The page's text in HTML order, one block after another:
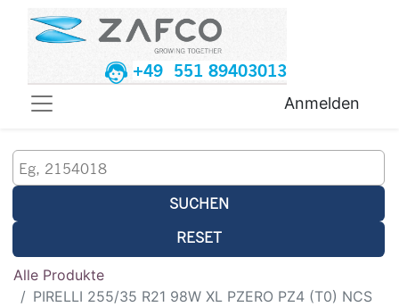
+49 551 89403013
Anmelden
SUCHEN
RESET
Alle Produkte
PIRELLI 255/35 R21 98W XL PZERO PZ4 (T0) NCS